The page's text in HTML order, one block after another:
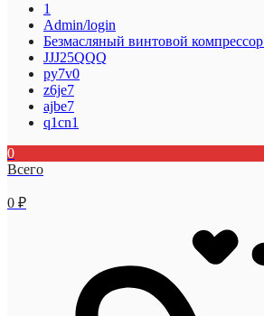
1
Admin/login
Безмасляный винтовой
JJJ25QQQ
py7v0
z6je7
ajbe7
q1cn1
0
Всего
0 ₽